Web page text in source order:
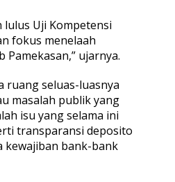
lulus Uji Kompetensi
fokus menelaah
ujarnya.
ruang seluas-luasnya
masalah publik yang
isu yang selama ini
transparansi deposito
kewajiban bank-bank